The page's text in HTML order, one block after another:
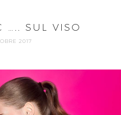
….. SUL VISO
2017